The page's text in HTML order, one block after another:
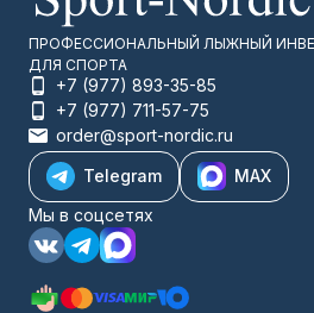
ПРОФЕССИОНАЛЬНЫЙ ЛЫЖНЫЙ
ДЛЯ СПОРТА
+7 (977) 893-35-85
+7 (977) 711-57-75
order@sport-nordic.ru
Telegram
MAX
Мы в соцсетях